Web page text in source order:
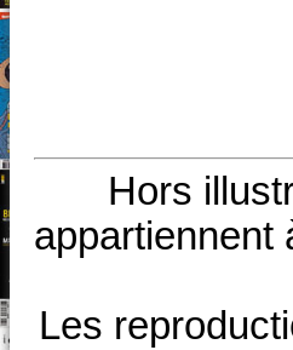
Hors
appartiennent
Les